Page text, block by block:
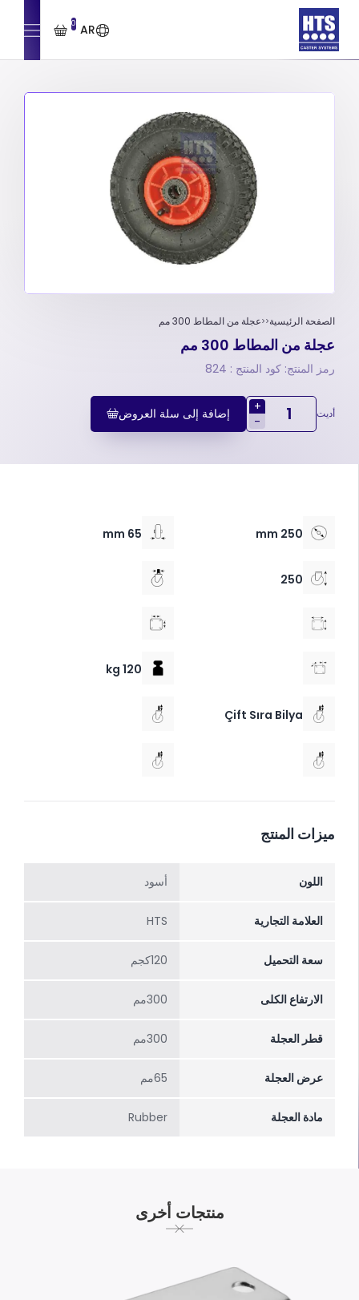
AR
0
الصفحة الرئيسية عجلة من المطاط 300 مم
عجلة من المطاط 300 مم
رمز المنتج: كود المنتج : 824
أديت
+
-
إضافة إلى سلة العروض
250 mm
65 mm
250
120 kg
Çift Sıra Bilya
ميزات المنتج
اللون أسود
العلامة التجارية HTS
سعة التحميل 120كجم
الارتفاع الکلی 300مم
قطر العجلة 300مم
عرض العجلة 65مم
مادة العجلة Rubber
منتجات أخرى